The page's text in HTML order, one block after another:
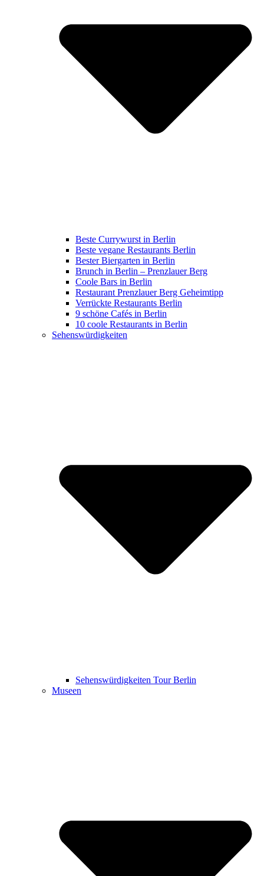
Beste Currywurst in Berlin
Beste vegane Restaurants Berlin
Bester Biergarten in Berlin
Brunch in Berlin – Prenzlauer Berg
Coole Bars in Berlin
Restaurant Prenzlauer Berg Geheimtipp
Verrückte Restaurants Berlin
9 schöne Cafés in Berlin
10 coole Restaurants in Berlin
Sehenswürdigkeiten
Sehenswürdigkeiten Tour Berlin
Museen